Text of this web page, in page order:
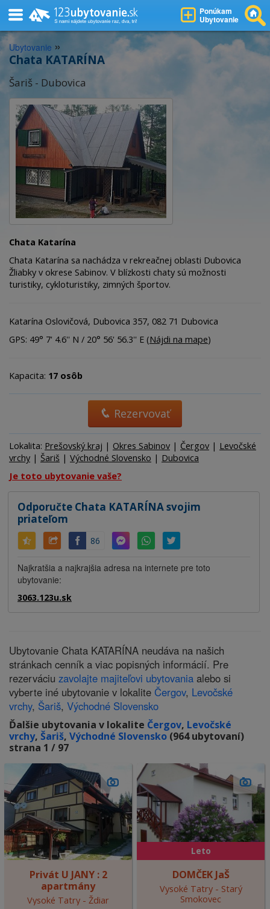
Ponúkam
Ubytovanie
Ubytovanie »
Chata KATARÍNA
Šariš - Dubovica
Chata Katarína
Chata Katarína sa nachádza v rekreačnej oblasti Dubovica
Žliabky v okrese Sabinov. V blízkosti chaty sú možnosti
turistiky, cykloturistiky, zimných športov.
Katarína Oslovičová, Dubovica 357, 082 71 Dubovica
GPS: 49° 7' 4.6'' N / 20° 56' 56.3'' E (Nájdi na mape)
Kapacita: 17 osôb
Rezervovať
Lokalita: Prešovský kraj | Okres Sabinov | Čergov | Levočské
vrchy | Šariš | Východné Slovensko | Dubovica
Je toto ubytovanie vaše?
Odporučte Chata KATARÍNA svojim
priateľom
86
Najkratšia a najkrajšia adresa na internete pre toto
ubytovanie:
3063.123u.sk
Ubytovanie Chata KATARÍNA neudáva na našich
stránkach cenník a viac popisných informácií. Pre
rezerváciu zavolajte majiteľovi ubytovania alebo si
vyberte iné ubytovanie v lokalite Čergov, Levočské
vrchy, Šariš, Východné Slovensko
Ďalšie ubytovania v lokalite Čergov, Levočské
vrchy, Šariš, Východné Slovensko (964 ubytovaní)
strana 1 / 97
Privát U JANY : 2
apartmány
Vysoké Tatry - Ždiar
Leto
DOMČEK JaŠ
Vysoké Tatry - Starý
Smokovec